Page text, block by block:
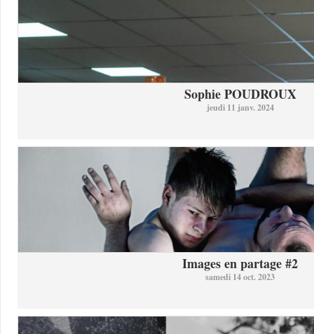
Sophie POUDROUX
jeudi 11 janv. 2024
Images en partage #2
samedi 14 oct. 2023